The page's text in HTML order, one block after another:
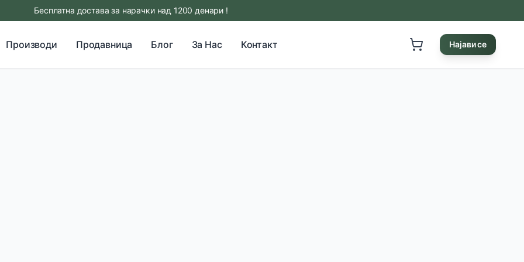
Бесплатна достава за нарачки над 1200 денари !
Производи Продавница Блог За Нас Контакт Најави се